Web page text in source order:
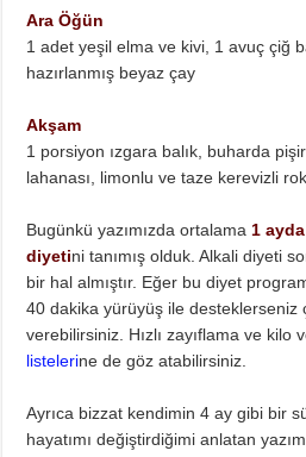
Ara Öğün
1 adet yeşil elma ve kivi, 1 avuç çiğ
hazırlanmış beyaz çay
Akşam
1 porsiyon ızgara balık, buharda
lahanası, limonlu ve taze kerevizli
Bugünkü yazımızda ortalama 1
diyetini tanımış olduk. Alkali diyeti
bir hal almıştır. Eğer bu diyet
40 dakika yürüyüş ile desteklerseniz
verebilirsiniz. Hızlı zayıflama ve
listelerine de göz atabilirsiniz.
Ayrıca bizzat kendimin 4 ay gibi bir
hayatımı değiştirdiğimi anlatan